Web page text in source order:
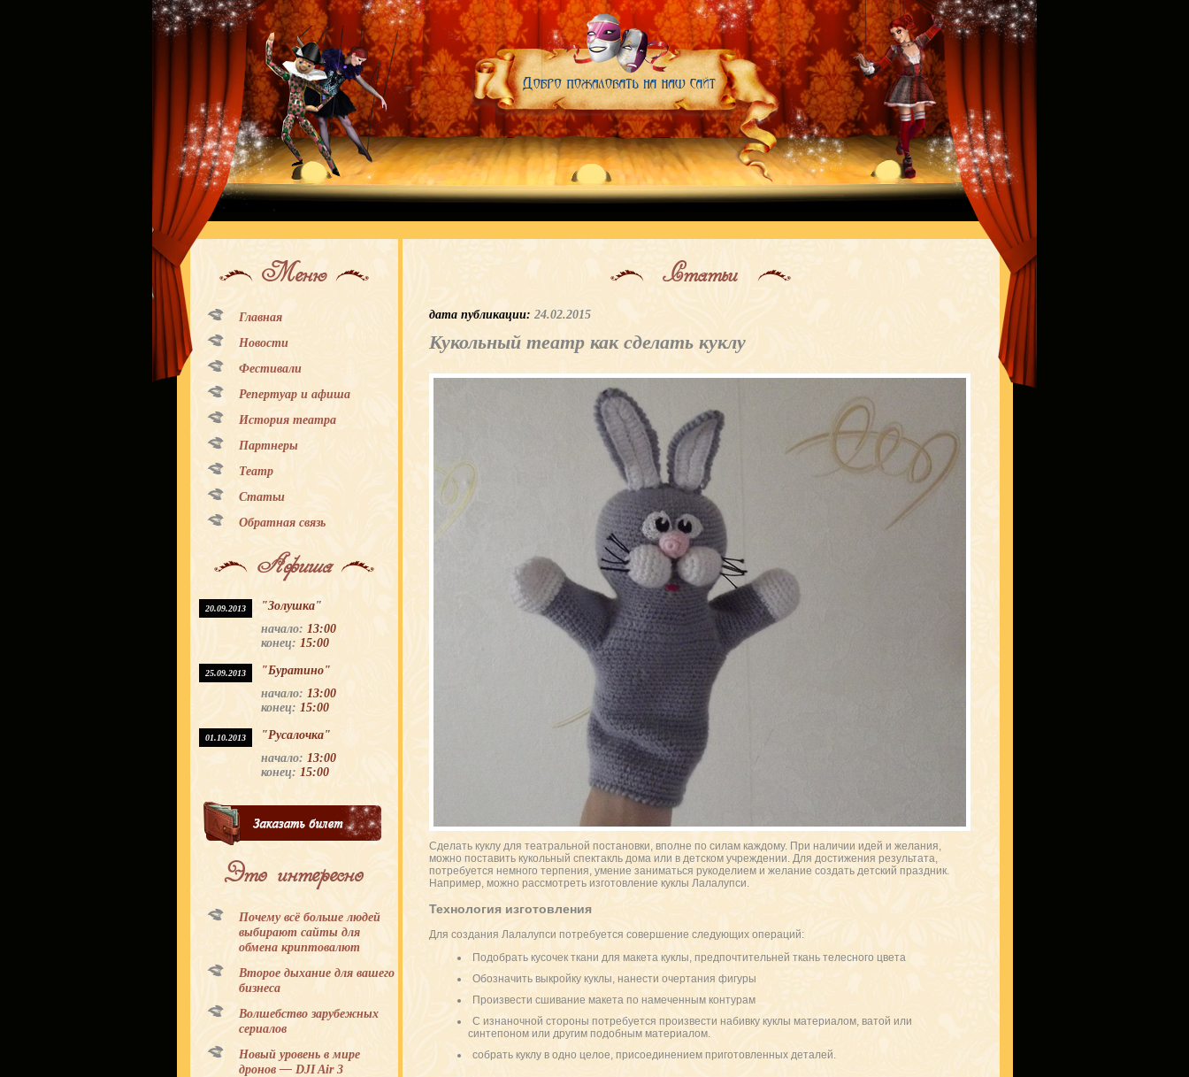
Меню
Главная
Новости
Фестивали
Репертуар и афиша
История театра
Партнеры
Театр
Статьи
Обратная связь
Афиша
20.09.2013
"Золушка"
начало: 13:00
конец: 15:00
25.09.2013
"Буратино"
начало: 13:00
конец: 15:00
01.10.2013
"Русалочка"
начало: 13:00
конец: 15:00
Это интересно
Почему всё больше людей
выбирают сайты для
обмена криптовалют
Второе дыхание для вашего
бизнеса
Волшебство зарубежных
сериалов
Новый уровень в мире
дронов — DJI Air 3
Статьи
дата публикации: 24.02.2015
Кукольный театр как сделать куклу
Сделать куклу для театральной постановки, вполне по силам каждому. При наличии идей и желания,
можно поставить кукольный спектакль дома или в детском учреждении. Для достижения результата,
потребуется немного терпения, умение заниматься рукоделием и желание создать детский праздник.
Например, можно рассмотреть изготовление куклы Лалалупси.
Технология изготовления
Для создания Лалалупси потребуется совершение следующих операций:
Подобрать кусочек ткани для макета куклы, предпочтительней ткань телесного цвета
Обозначить выкройку куклы, нанести очертания фигуры
Произвести сшивание макета по намеченным контурам
С изнаночной стороны потребуется произвести набивку куклы материалом, ватой или
синтепоном или другим подобным материалом.
собрать куклу в одно целое, присоединением приготовленных деталей.